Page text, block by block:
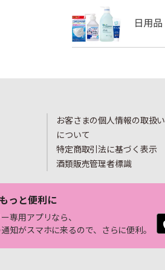
お客さまの個人情報の取扱い
について
特定商取引法に基づく表示
酒類販売管理者標識
っと便利に
専用アプリなら、
知がスマホに来るので、さらに便利。